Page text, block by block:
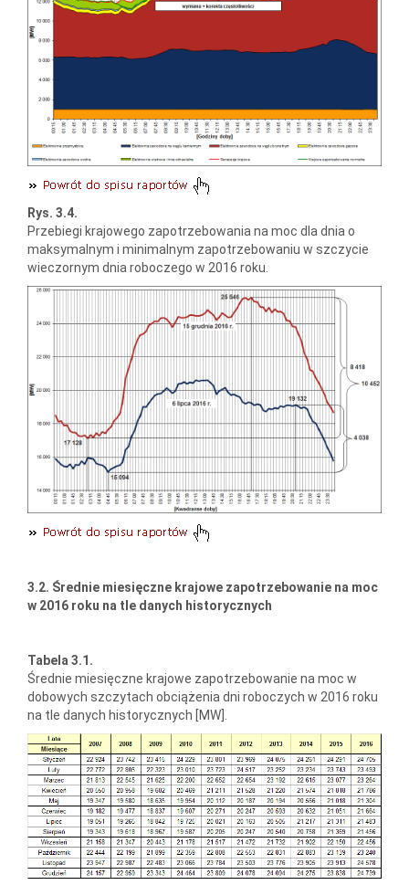
Rys. 3.4.
Przebiegi krajowego zapotrzebowania na moc dla dnia o
maksymalnym i minimalnym zapotrzebowaniu w szczycie
wieczornym dnia roboczego w 2016 roku.
3.2. Średnie miesięczne krajowe zapotrzebowanie na moc
w 2016 roku na tle danych historycznych
Tabela 3.1.
Średnie miesięczne krajowe zapotrzebowanie na moc w
dobowych szczytach obciążenia dni roboczych w 2016 roku
na tle danych historycznych [MW].